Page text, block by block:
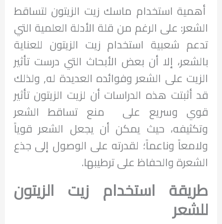
أهمية استخدام ماسك زيت الزيتون لتساقط
الشعر: على الرغم من قلة الأدلة العلمية التي
تدعم شعبية استخدام زيت الزيتون للعناية
بالشعر، إلا أن بعض الأبحاث التي درست تأثير
الزيت على الشعر وفوائده العديدة له, ولذلك
قد أثبتت هذه الدراسات أن لزيت الزيتون تأثير
قوي وسريع على منع تساقط الشعر
وتكثيفه، حيث يمكن أن يجعل الشعر قوياً
ولامعاً وناعماً؛ لقدرته على الوصول إلى جذع
الشعرة والحفاظ على ترطيبها.
طريقة استخدام زيت الزيتون
للشعر